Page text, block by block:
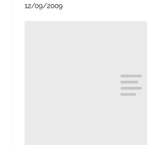
12/09/2009